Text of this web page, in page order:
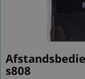
s808